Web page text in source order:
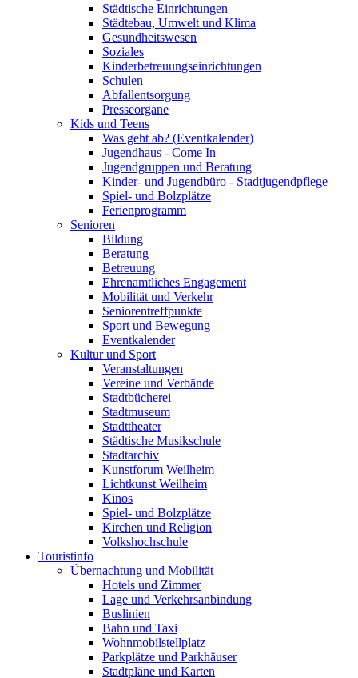
Städtische Einrichtungen
Städtebau, Umwelt und Klima
Gesundheitswesen
Soziales
Kinderbetreuungseinrichtungen
Schulen
Abfallentsorgung
Presseorgane
Kids und Teens
Was geht ab? (Eventkalender)
Jugendhaus - Come In
Jugendgruppen und Beratung
Kinder- und Jugendbüro - Stadtjugendpflege
Spiel- und Bolzplätze
Ferienprogramm
Senioren
Bildung
Beratung
Betreuung
Ehrenamtliches Engagement
Mobilität und Verkehr
Seniorentreffpunkte
Sport und Bewegung
Eventkalender
Kultur und Sport
Veranstaltungen
Vereine und Verbände
Stadtbücherei
Stadtmuseum
Stadttheater
Städtische Musikschule
Stadtarchiv
Kunstforum Weilheim
Lichtkunst Weilheim
Kinos
Spiel- und Bolzplätze
Kirchen und Religion
Volkshochschule
Touristinfo
Übernachtung und Mobilität
Hotels und Zimmer
Lage und Verkehrsanbindung
Buslinien
Bahn und Taxi
Wohnmobilstellplatz
Parkplätze und Parkhäuser
Stadtpläne und Karten